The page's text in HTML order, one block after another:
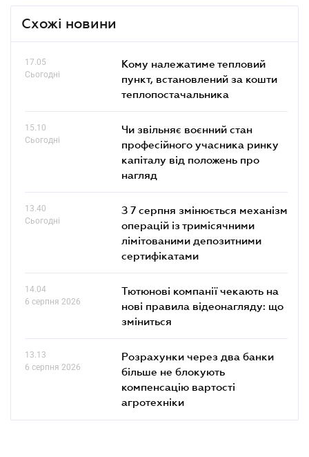
Схожі новини
17.05
Сьогодні
Кому належатиме тепловий
пункт, встановлений за кошти
теплопостачальника
15.10
Сьогодні
Чи звільняє воєнний стан
професійного учасника ринку
капіталу від положень про
нагляд
13.40
Сьогодні
З 7 серпня змінюється механізм
операцій із тримісячними
лімітованими депозитними
сертифікатами
14.04
6 серпня 2026
Тютюнові компанії чекають на
нові правила відеонагляду: що
зміниться
13.13
6 серпня 2026
Розрахунки через два банки
більше не блокують
компенсацію вартості
агротехніки